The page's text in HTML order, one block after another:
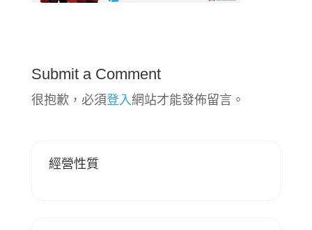
Submit a Comment
很抱歉，必須登入 網站才能發佈留言。
經營性質